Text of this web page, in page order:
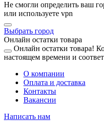
Не смогли определить ваш
или используете vpn
Выбрать город
Онлайн остатки товара
Онлайн остатки товара!
настоящем времени и
О компании
Оплата и доставка
Контакты
Вакансии
Написать нам